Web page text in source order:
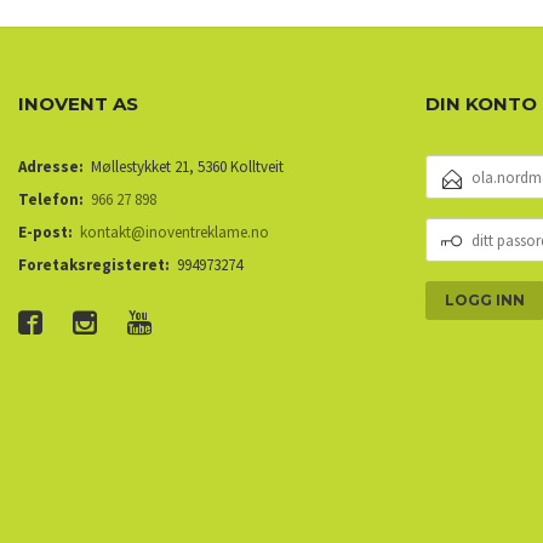
INOVENT AS
Adresse: Møllestykket 21, 5360 Kolltveit
Telefon: 966 27 898
E-post: kontakt@inoventreklame.no
Foretaksregisteret: 994973274
DIN KONTO
POSTADRESSE
PASSORD